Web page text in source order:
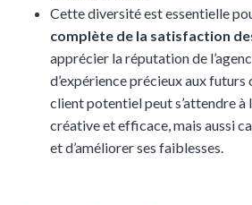
Cette diversité est essentielle
complète de la satisfaction
apprécier la réputation de
d’expérience précieux aux futurs
client potentiel peut s’attendre à
créative et efficace, mais aussi
et d’améliorer ses faiblesses.